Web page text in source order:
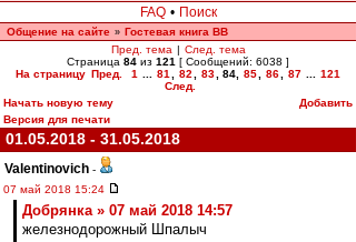
FAQ • Поиск
Общение на сайте » Гостевая книга ВВ
Пред. тема | След. тема
Страница 84 из 121 [ Сообщений: 6038 ]
На страницу Пред. 1 81 82 83 84 85 86 87
121
След.
Начать новую тему
Добавить
Версия для печати
01.05.2018 - 31.05.2018
Valentinovich -
07 май 2018 15:24
Добрянка » 07 май 2018 14:57
железнодорожный Шпалыч